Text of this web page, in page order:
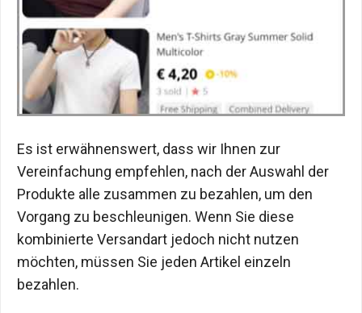
Es ist erwähnenswert, dass wir Ihnen zur
Vereinfachung empfehlen, nach der Auswahl der
Produkte alle zusammen zu bezahlen, um den
Vorgang zu beschleunigen. Wenn Sie diese
kombinierte Versandart jedoch nicht nutzen
möchten, müssen Sie jeden Artikel einzeln
bezahlen.